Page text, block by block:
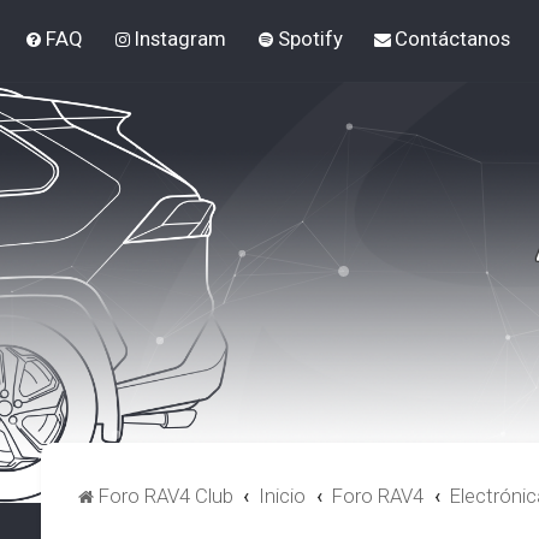
FAQ Instagram Spotify Contáctanos
Foro RAV4 Club Inicio Foro RAV4